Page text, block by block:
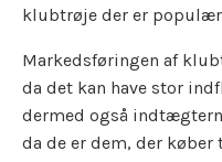
klubtrøje der er
Markedsføringen af
da det kan have stor
dermed også
da de er dem, der